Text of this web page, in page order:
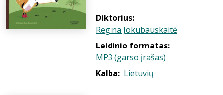
Diktorius:
Regina Jokubauskaitė
Leidinio formatas:
MP3 (garso įrašas)
Kalba: Lietuvių